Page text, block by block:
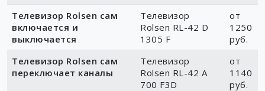
Телевизор Rolsen сам
включается и
выключается
Телевизор
Rolsen RL-42 D
1305 F
от
1250
руб.
Телевизор Rolsen сам
переключает каналы
Телевизор
Rolsen RL-42 A
700 F3D
от
1140
руб.